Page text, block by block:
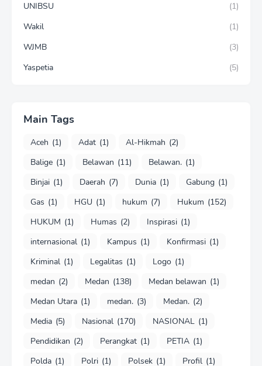
UNIBSU
(1)
Wakil
(1)
WJMB
(3)
Yaspetia
(5)
Main Tags
Aceh (1) Adat (1) Al-Hikmah (2)
Balige (1) Belawan (11) Belawan. (1)
Binjai (1) Daerah (7) Dunia (1) Gabung (1)
Gas (1) HGU (1) hukum (7) Hukum (152)
HUKUM (1) Humas (2) Inspirasi (1)
internasional (1) Kampus (1) Konfirmasi (1)
Kriminal (1) Legalitas (1) Logo (1)
medan (2) Medan (138) Medan belawan (1)
Medan Utara (1) medan. (3) Medan. (2)
Media (5) Nasional (170) NASIONAL (1)
Pendidikan (2) Perangkat (1) PETIA (1)
Polda (1) Polri (1) Polsek (1) Profil (1)